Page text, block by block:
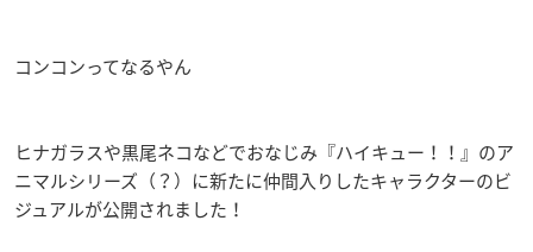
コンコンってなるやん
ヒナガラスや黒尾ネコなどでおなじみ『ハイキュー！！』のア
ニマルシリーズ（？）に新たに仲間入りしたキャラクターのビ
ジュアルが公開されました！